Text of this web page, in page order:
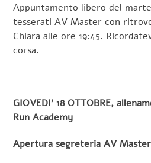
Appuntamento libero del
tesserati AV Master con
Chiara alle ore 19:45.
corsa.
GIOVEDI’ 18 OTTOBRE,
Run Academy
Apertura segreteria AV